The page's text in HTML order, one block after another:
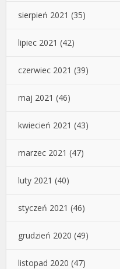
sierpień 2021 (35)
lipiec 2021 (42)
czerwiec 2021 (39)
maj 2021 (46)
kwiecień 2021 (43)
marzec 2021 (47)
luty 2021 (40)
styczeń 2021 (46)
grudzień 2020 (49)
listopad 2020 (47)